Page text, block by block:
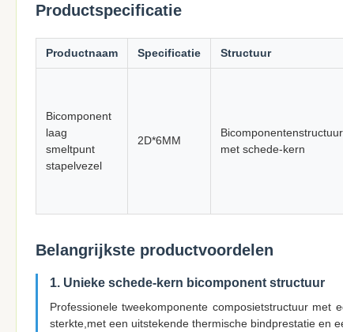
Productspecificatie
Productnaam Specificatie Structuur
Bicomponent
laag
smeltpunt
stapelvezel
2D*6MM
Bicomponentenstructuur
met schede-kern
Belangrijkste productvoordelen
1. Unieke schede-kern bicomponent structuur
Professionele tweekomponente composietstructuur
sterkte,met een uitstekende thermische bindprestatie en